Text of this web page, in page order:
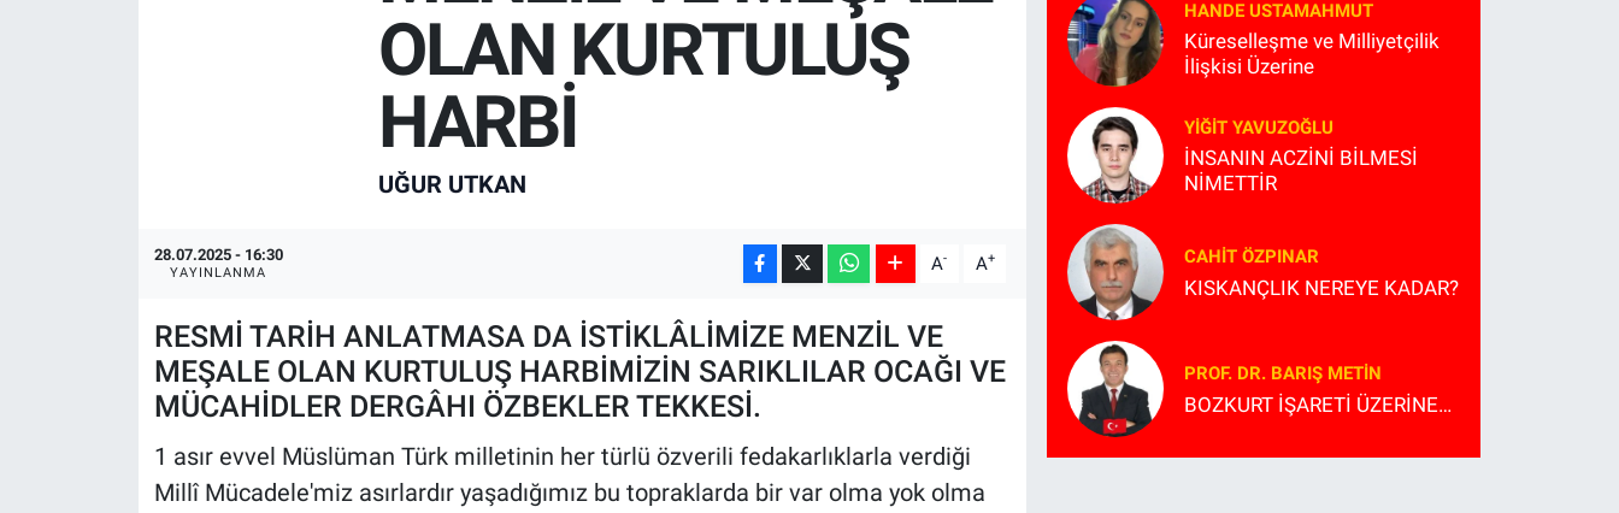
OLAN KURTULUŞ
HARBİ
UĞUR UTKAN
28.07.2025 - 16:30
YAYINLANMA A- A+
RESMİ TARİH ANLATMASA DA İSTİKLÂLİMİZE MENZİL VE
MEŞALE OLAN KURTULUŞ HARBİMİZİN SARIKLILAR OCAĞI VE
MÜCAHİDLER DERGÂHI ÖZBEKLER TEKKESİ.
1 asır evvel Müslüman Türk milletinin her türlü özverili fedakarlıklarla verdiği
Millî Mücadele'miz asırlardır yaşadığımız bu topraklarda bir var olma yok olma
HANDE USTAMAHMUT
Küreselleşme ve Milliyetçilik
İlişkisi Üzerine
YIĞIT YAVUZOĞLU
İNSANIN ACZİNİ BİLMESİ
NİMETTİR
CAHIT ÖZPINAR
KISKANÇLIK NEREYE KADAR?
PROF. DR. BARIŞ METİN
BOZKURT İŞARETİ ÜZERİNE…
Uşak Haberleri